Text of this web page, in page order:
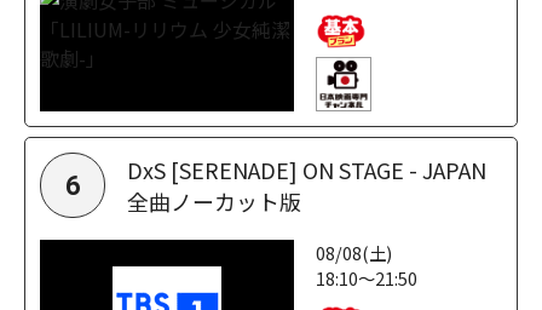
6
DxS [SERENADE] ON STAGE - JAPAN
全曲ノーカット版
08/08(土)
18:10～21:50